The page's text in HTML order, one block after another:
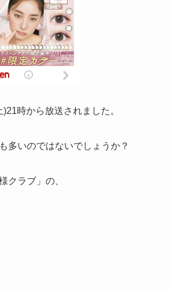
時から放送されました。
多いのではないでしょうか？
クラブ」の、